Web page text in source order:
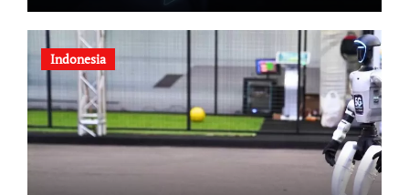
Indonesia